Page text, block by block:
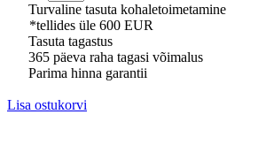
Turvaline tasuta kohaletoimetamine
*tellides üle 600 EUR
Tasuta tagastus
365 päeva raha tagasi võimalus
Parima hinna garantii
Lisa ostukorvi